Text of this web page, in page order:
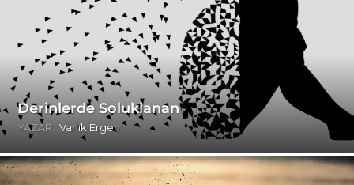
Derinlerde Soluklanan
YAZAR: Varlık Ergen